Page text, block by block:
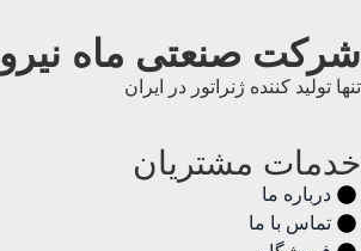
شرکت صنعتی ماه نیرو
تنها تولید کننده ژنراتور در ایران
خدمات مشتریان
درباره ما
تماس با ما